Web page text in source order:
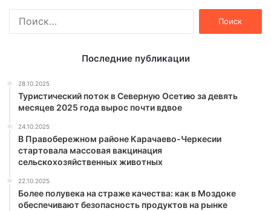
Последние публикации
28.10.2025
Туристический поток в Северную Осетию за девять
месяцев 2025 года вырос почти вдвое
24.10.2025
В Правобережном районе Карачаево-Черкесии
стартовала массовая вакцинация
сельскохозяйственных животных
22.10.2025
Более полувека на страже качества: как в Моздоке
обеспечивают безопасность продуктов на рынке